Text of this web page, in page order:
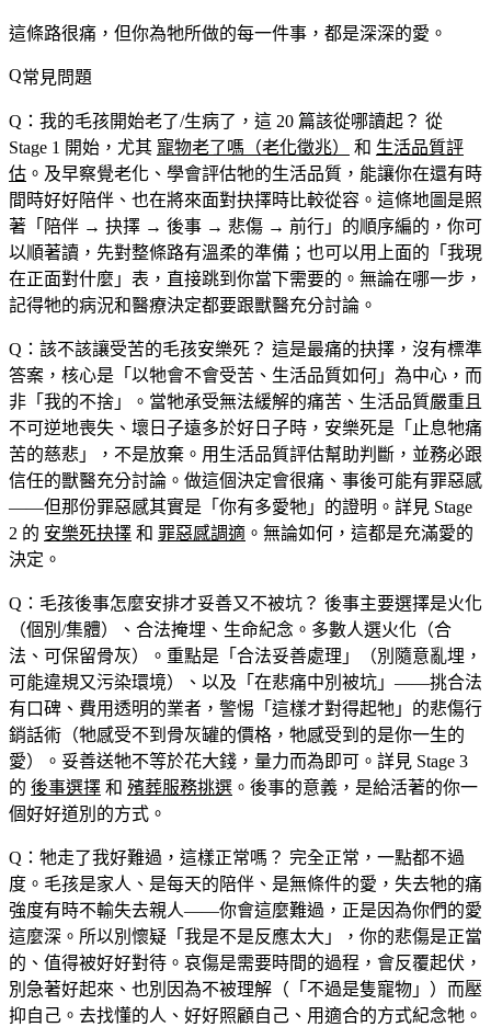
這條路很痛，但你為牠所做的每一件事，都是深深的愛。
常見問題
Q：我的毛孩開始老了/生病了，這 20 篇該從哪讀起？ 從
Stage 1 開始，尤其 寵物老了嗎（老化徵兆） 和 生活品質評
估 。及早察覺老化、學會評估牠的生活品質，能讓你在還有時
間時好好陪伴、也在將來面對抉擇時比較從容。這條地圖是照
著「陪伴 → 抉擇 → 後事 → 悲傷 → 前行」的順序編的，你可
以順著讀，先對整條路有溫柔的準備；也可以用上面的「我現
在正面對什麼」表，直接跳到你當下需要的。無論在哪一步，
記得牠的病況和醫療決定都要跟獸醫充分討論。
Q：該不該讓受苦的毛孩安樂死？ 這是最痛的抉擇，沒有標準
答案，核心是「以牠會不會受苦、生活品質如何」為中心，而
非「我的不捨」。當牠承受無法緩解的痛苦、生活品質嚴重且
不可逆地喪失、壞日子遠多於好日子時，安樂死是「止息牠痛
苦的慈悲」，不是放棄。用生活品質評估幫助判斷，並務必跟
信任的獸醫充分討論。做這個決定會很痛、事後可能有罪惡感
——但那份罪惡感其實是「你有多愛牠」的證明。詳見 Stage
2 的 安樂死抉擇 和 罪惡感調適 。無論如何，這都是充滿愛的
決定。
Q：毛孩後事怎麼安排才妥善又不被坑？ 後事主要選擇是火化
（個別/集體）、合法掩埋、生命紀念。多數人選火化（合
法、可保留骨灰）。重點是「合法妥善處理」（別隨意亂埋，
可能違規又污染環境）、以及「在悲痛中別被坑」——挑合法
有口碑、費用透明的業者，警惕「這樣才對得起牠」的悲傷行
銷話術（牠感受不到骨灰罐的價格，牠感受到的是你一生的
愛）。妥善送牠不等於花大錢，量力而為即可。詳見 Stage 3
的 後事選擇 和 殯葬服務挑選 。後事的意義，是給活著的你一
個好好道別的方式。
Q：牠走了我好難過，這樣正常嗎？ 完全正常，一點都不過
度。毛孩是家人、是每天的陪伴、是無條件的愛，失去牠的痛
強度有時不輸失去親人——你會這麼難過，正是因為你們的愛
這麼深。所以別懷疑「我是不是反應太大」，你的悲傷是正當
的、值得被好好對待。哀傷是需要時間的過程，會反覆起伏，
別急著好起來、也別因為不被理解（「不過是隻寵物」）而壓
抑自己。去找懂的人、好好照顧自己、用適合的方式紀念牠。